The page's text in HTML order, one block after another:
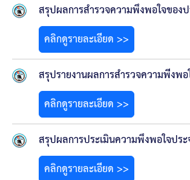
การประเมินความพึงพอใจของก
ขั้นตอนและวิธีการชำระภาษีฯ
แบบฟอร์มการชำระภาษีฯ
การบริการแบบเบ็ดเสร็จ (One
หนังสือสั่งการ
สรุปผลการสำรวจความพึงพอใจของ
คลิกดูรายละเอียด >>
สรุปรายงานผลการสำรวจความพีง
คลิกดูรายละเอียด >>
สรุปผลการประเมินความพึงพอใจป
คลิกดูรายละเอียด >>